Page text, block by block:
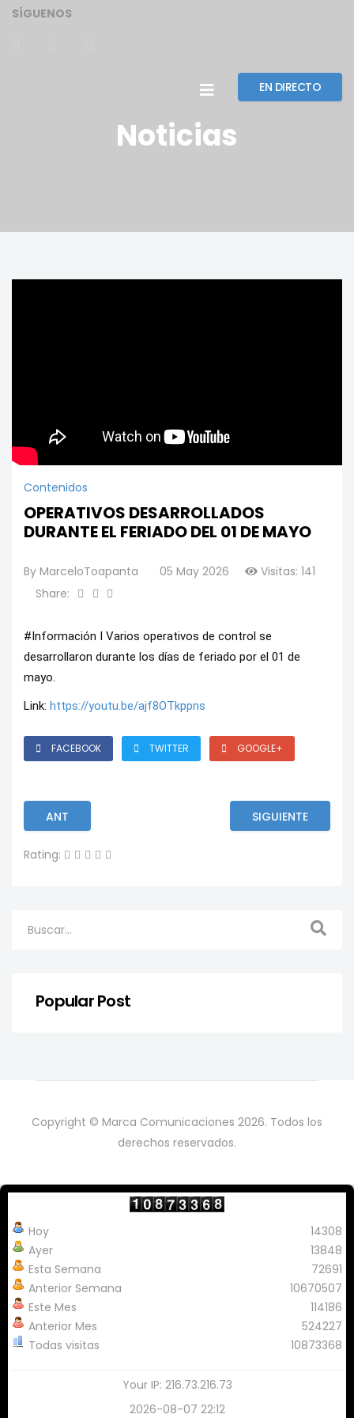
SÍGUENOS
EN DIRECTO
Noticias
Contenidos
OPERATIVOS DESARROLLADOS
DURANTE EL FERIADO DEL 01 DE MAYO
By MarceloToapanta 05 May 2026
Visitas: 141
Share:
#Información I Varios operativos de control se
desarrollaron durante los días de feriado por el 01 de
mayo.
Link: https://youtu.be/ajf8OTkppns
FACEBOOK TWITTER GOOGLE+
ANT SIGUIENTE
Rating:
Popular Post
Copyright © Marca Comunicaciones 2026. Todos los
derechos reservados.
Hoy
Ayer
Esta Semana
Anterior Semana
Este Mes
Anterior Mes
Todas visitas
14308
13848
72691
10670507
114186
524227
10873368
Your IP: 216.73.216.73
2026-08-07 22:12